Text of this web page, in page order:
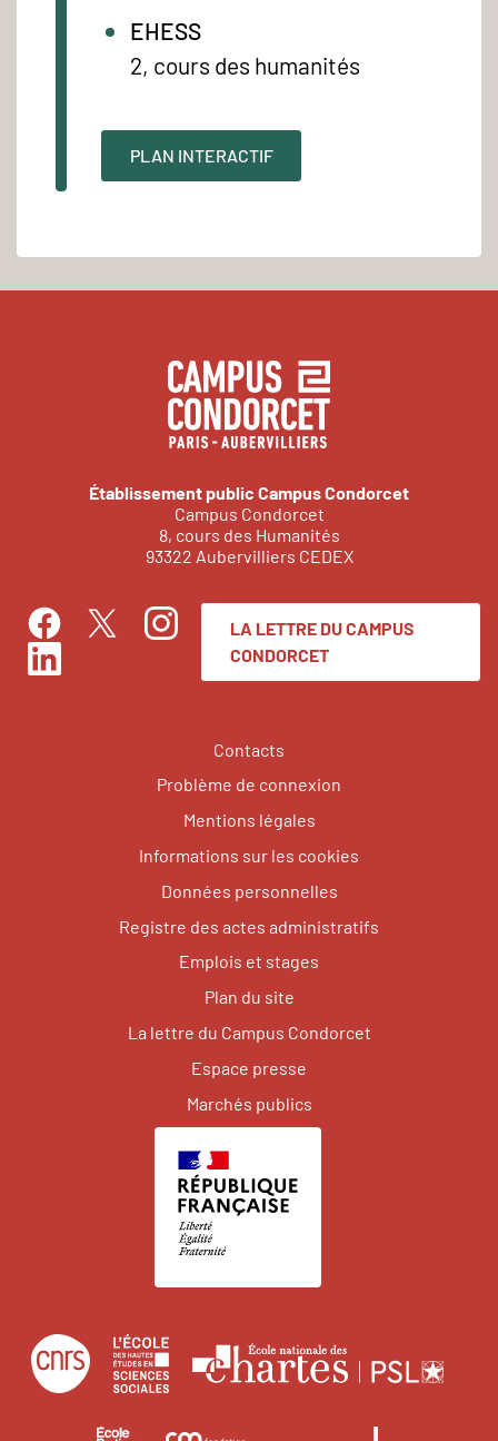
EHESS
2, cours des humanités
PLAN INTERACTIF
Établissement public Campus Condorcet
Campus Condorcet
8, cours des Humanités
93322 Aubervilliers CEDEX
FacebookTwitterInstagram
LinkedIn
LA LETTRE DU CAMPUS
CONDORCET
Contacts
Problème de connexion
Mentions légales
Informations sur les cookies
Données personnelles
Registre des actes administratifs
Emplois et stages
Plan du site
La lettre du Campus Condorcet
Espace presse
Marchés publics
Centre
national
École
des